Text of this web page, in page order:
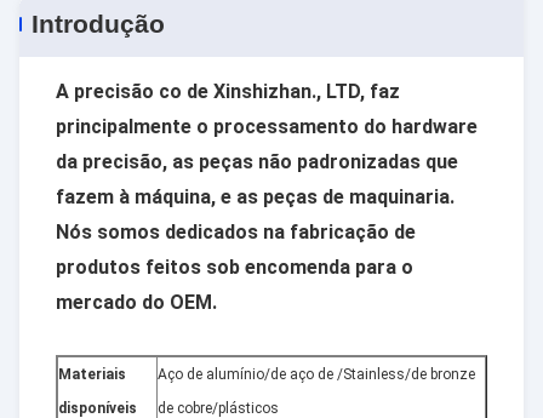
Introdução
A precisão co de Xinshizhan., LTD, faz
principalmente o processamento do hardware
da precisão, as peças não padronizadas que
fazem à máquina, e as peças de maquinaria.
Nós somos dedicados na fabricação de
produtos feitos sob encomenda para o
mercado do OEM.
Materiais
disponíveis
Aço de alumínio/de aço de /Stainless/de bronze
de cobre/plásticos